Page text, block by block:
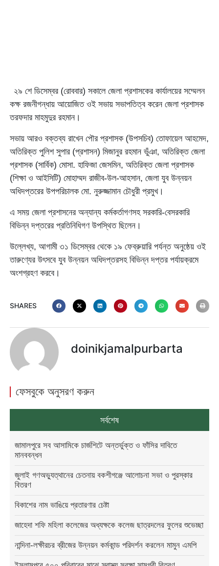
২৯ শে ডিসেম্বর (রোববার) সকালে জেলা প্রশাসকের কার্যালয়ের সম্মেলন
কক্ষ রজনীগন্ধায় আয়োজিত ওই সভায় সভাপতিত্ব করেন জেলা প্রশাসক
তরফদার মাহমুদুর রহমান।
সভায় আরও বক্তব্য রাখেন পৌর প্রশাসক (উপসচিব) তোফায়েল আহমেদ,
অতিরিক্ত পুলিশ সুপার (প্রশাসন) মিজানুর রহমান ভুঁঞা, অতিরিক্ত জেলা
প্রশাসক (সার্বিক) মোসা. হাফিজা জেসমিন, অতিরিক্ত জেলা প্রশাসক
(শিক্ষা ও আইসিটি) মোহাম্মদ রাজীব-উল-আহসান, জেলা যুব উন্নয়ন
অধিদপ্তরের উপপরিচালক মো. নুরুজ্জামান চৌধুরী প্রমুখ।
এ সময় জেলা প্রশাসনের অন্যান্য কর্মকর্তাগণসহ সরকারি-বেসরকারি
বিভিন্ন দপ্তরের প্রতিনিধিগণ উপস্থিত ছিলেন।
উল্লেখ্য, আগামী ৩১ ডিসেম্বর থেকে ১৯ ফেব্রুয়ারি পর্যন্ত অনুষ্ঠেয় ওই
তারুণ্যের উৎসবে যুব উন্নয়ন অধিদপ্তরসহ বিভিন্ন দপ্তর পর্যায়ক্রমে
অংশগ্রহণ করবে।
SHARES
doinikjamalpurbarta
ফেসবুকে অনুসরণ করুন
সর্বশেষ
জামালপুরে সব আসামিকে চার্জশিটে অন্তর্ভুক্ত ও ফাঁসির দাবিতে
মানববন্ধন
জুলাই গণঅভ্যুত্থানের চেতনায় বকশীগঞ্জে আলোচনা সভা ও পুরস্কার
বিতরণ
বিকাশের নাম ভাঙিয়ে প্রতারণার চেষ্টা
জাহেদা শফি মহিলা কলেজের অধ্যক্ষকে কলেজ ছাত্রদলের ফুলের শুভেচ্ছা
নান্দিনা-লক্ষীরচর ব্রীজের উন্নয়ন কর্মকান্ড পরিদর্শন করলেন মামুন এমপি